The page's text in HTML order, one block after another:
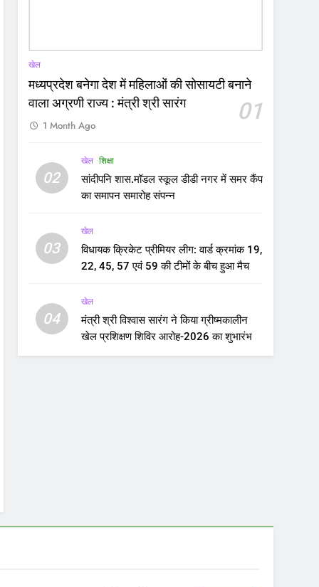
खेल
मध्यप्रदेश बनेगा देश में महिलाओं की सोसायटी बनाने
वाला अग्रणी राज्य : मंत्री श्री सारंग
01
1 Month Ago
02
खेल शिक्षा
सांदीपनि शास.मॉडल स्कूल डीडी नगर में समर कैंप
का समापन समारोह संपन्न
03
खेल
विधायक क्रिकेट प्रीमियर लीग: वार्ड क्रमांक 19,
22, 45, 57 एवं 59 की टीमों के बीच हुआ मैच
04
खेल
मंत्री श्री विश्वास सारंग ने किया ग्रीष्मकालीन
खेल प्रशिक्षण शिविर आरोह-2026 का शुभारंभ